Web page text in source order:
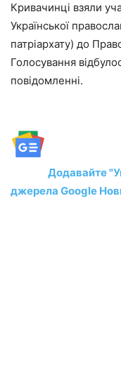
Кривачинці взяли
Української
патріархату) до
Голосування
повідомленні.
Додавайте
джерела Google